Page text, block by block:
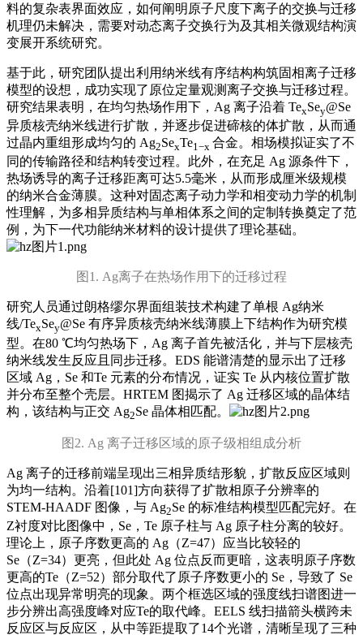
料的复杂表界面效应，如何阐明原子尺度下离子的交换与迁移
机理仍未解决，需要对动态离子交换行为及其相关微观结构演
变展开系统研究。
基于此，研究团队提出利用纳米线有序结构构筑固相离子迁移
模型的设想，成功实现了原位定量观测离子交换与迁移过程。
研究结果表明，在均匀热场作用下，Ag 离子沿着 TexSey@Se
异质核壳纳米线进行扩散，并逐步促进碲核的体扩散，从而通
过晶内重组形成均匀的 Ag2SexTe1−x 合金。相场模拟证实了不
同的传输路径和结构转变过程。此外，在充足 Ag 源条件下，
热场诱导的离子迁移距离可达5.5毫米，从而形成厘米级规模
的纳米合金薄膜。这种对固态离子动力学和相变动力学的机制
性理解，为多相异质结构与单相体系之间的定制转换奠定了范
例，为下一代功能纳米材料的设计提供了理论基础。
图1. Ag离子在热场作用下的迁移过程
研究人员通过朗格缪尔界面组装技术构建了单根 Ag纳米
线/TexSey@Se 有序异质核壳纳米线薄膜上下结构作为研究模
型。在80 ℃均匀热场下，Ag 离子首先被活化，并与下层核壳
纳米线发生反应且同步迁移。EDS 能谱清楚的显示出了迁移
区域 Ag，Se 和Te 元素的分布情况，证实 Te 从内核位置扩散
并分布至整个壳层。HRTEM 图揭示了 Ag 迁移区域的晶体结
构，该结构与正交 Ag2Se 晶体相匹配。
图2. Ag 离子迁移区域的原子级相组成分析
Ag 离子的迁移前端呈现出三相异质结形貌，扩散反应区域则
为均一结构。沿着[101]方向获得了扩散相原子分辨率的
STEM-HAADF 图像，与 Ag2Se 的标准结构模型匹配完好。在
Z衬度对比图像中，Se，Te 原子柱与 Ag 原子柱分离的较好。
理论上，原子序数更高的 Ag（Z=47）应当比较轻的
Se（Z=34）更亮，但此处 Ag 位点反而更暗，这表明原子序数
更高的Te（Z=52）部分取代了原子序数更小的 Se，导致了 Se
位点出现异常明亮的现象。两个框选区域的强度线扫谱图进一
步分辨出高强度峰对应Te的取代峰。EELS 线扫描箭头横跨未
反应区与反应区，从中等距提取了14个光谱，清晰呈现了三种